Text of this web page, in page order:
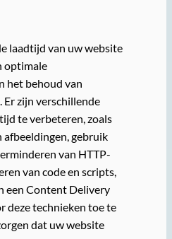
laadtijd van uw website
optimale
het behoud van
Er zijn verschillende
te verbeteren, zoals
gebruik
van HTTP-
van code en scripts,
een Content Delivery
deze technieken toe te
dat uw website